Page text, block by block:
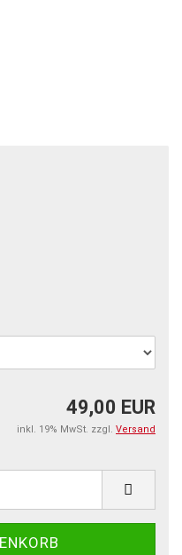
49,00 EUR
inkl. 19% MwSt. zzgl. Versand